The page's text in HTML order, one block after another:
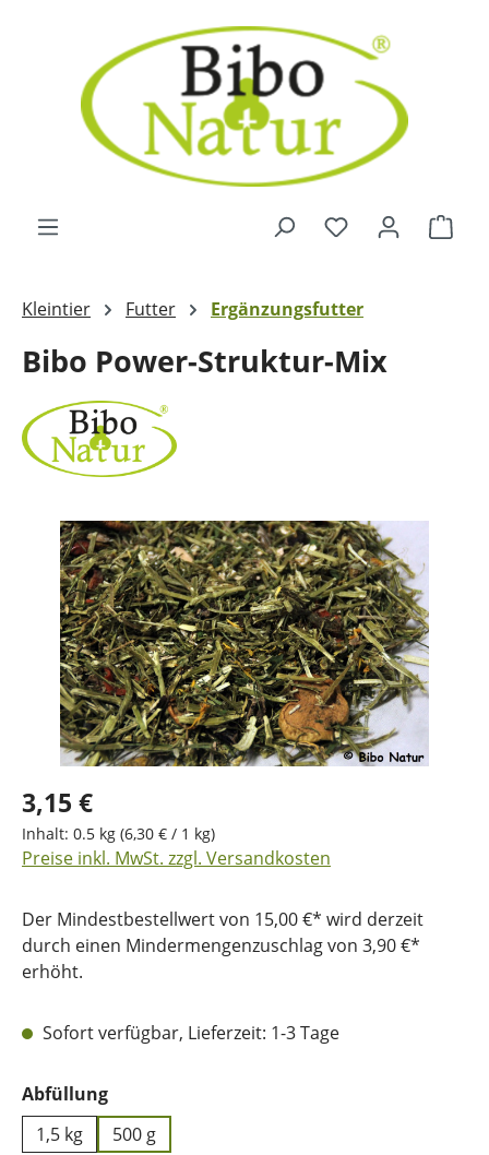
Zum Hauptinhalt springen
Kleintier Futter Ergänzungsfutter
Bibo Power-Struktur-Mix
Bildergalerie überspringen
3,15 €
Inhalt: 0.5 kg (6,30 € / 1 kg)
Preise inkl. MwSt. zzgl. Versandkosten
Der Mindestbestellwert von 15,00 €* wird derzeit
durch einen Mindermengenzuschlag von 3,90 €*
erhöht.
Sofort verfügbar, Lieferzeit: 1-3 Tage
Abfüllungauswählen
1,5 kg
500 g